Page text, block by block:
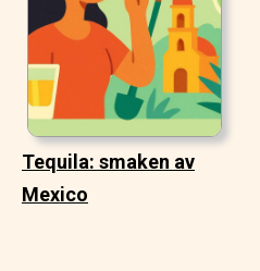
Tequila: smaken av
Mexico